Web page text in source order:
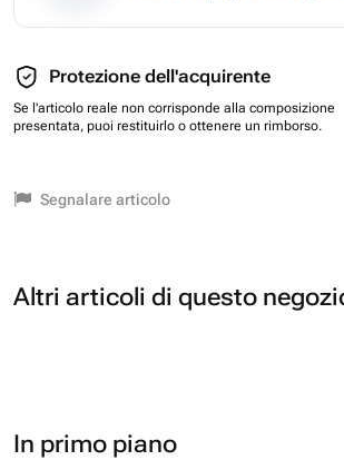
Protezione dell'acquirente
Se l'articolo reale non corrisponde alla composizione
presentata, puoi restituirlo o ottenere un rimborso.
Segnalare articolo
Altri articoli di questo
In primo piano